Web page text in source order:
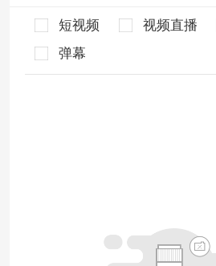
短视频 视频直播
弹幕